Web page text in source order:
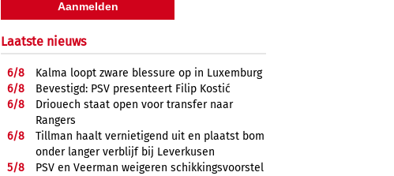
Laatste nieuws
6/8
Kalma loopt zware blessure op in Luxemburg
6/8
Bevestigd: PSV presenteert Filip Kostić
6/8
Driouech staat open voor transfer naar
Rangers
6/8
Tillman haalt vernietigend uit en plaatst bom
onder langer verblijf bij Leverkusen
5/8
PSV en Veerman weigeren schikkingsvoorstel